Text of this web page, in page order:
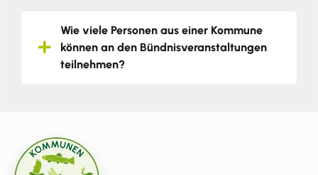
Wie viele Personen aus einer Kommune
können an den Bündnisveranstaltungen
teilnehmen?